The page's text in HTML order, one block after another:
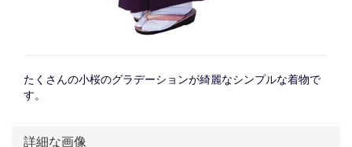
たくさんの小桜のグラデーションが綺麗なシンプルな着物で
す。
詳細な画像